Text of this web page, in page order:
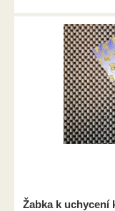
Žabka k uchycení